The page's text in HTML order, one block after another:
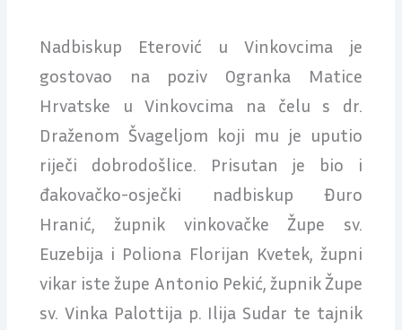
Nadbiskup Eterović u Vinkovcima je
gostovao na poziv Ogranka Matice
Hrvatske u Vinkovcima na čelu s dr.
Draženom Švageljom koji mu je uputio
riječi dobrodošlice. Prisutan je bio i
đakovačko-osječki nadbiskup Đuro
Hranić, župnik vinkovačke Župe sv.
Euzebija i Poliona Florijan Kvetek, župni
vikar iste župe Antonio Pekić, župnik Župe
sv. Vinka Palottija p. Ilija Sudar te tajnik